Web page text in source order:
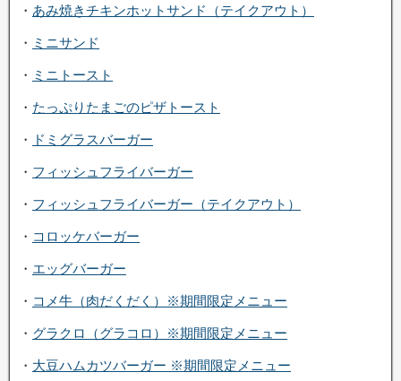
・ あみ焼きチキンホットサンド（テイクアウト）
・ ミニサンド
・ ミニトースト
・ たっぷりたまごのピザトースト
・ ドミグラスバーガー
・ フィッシュフライバーガー
・ フィッシュフライバーガー（テイクアウト）
・ コロッケバーガー
・ エッグバーガー
・ コメ牛（肉だくだく）※期間限定メニュー
・ グラクロ（グラコロ）※期間限定メニュー
・ 大豆ハムカツバーガー ※期間限定メニュー